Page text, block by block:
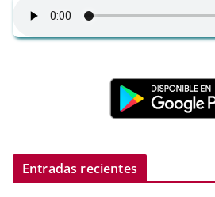
Entradas recientes